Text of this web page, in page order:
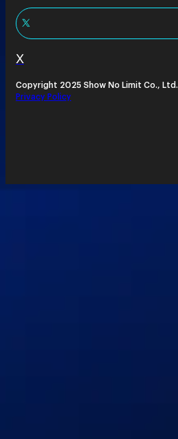
X
Copyright 2025 Show No Limit Co., Ltd.
Privacy Policy